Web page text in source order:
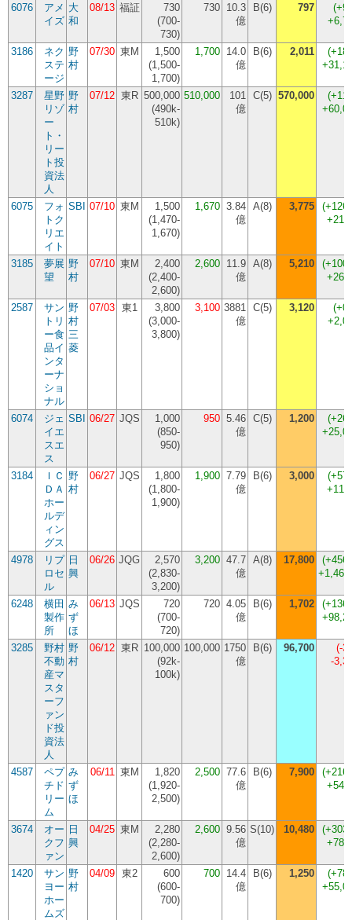
6076
アメ
イズ
大
和
08/13 福証
730
(700-
730)
730 10.3
億
B(6) 797 (
3186
ネク
ステ
ージ
野
村
07/30 東M
1,500
(1,500-
1,700)
1,700 14.0
億
B(6) 2,011 (
3287
星野
リゾ
ー
ト・
リー
ト投
資法
人
野
村
07/12 東R 500,000
(490k-
510k)
510,000
101
億
C(5) 570,000 (
6075
フォ
トク
リエ
イト
SBI 07/10 東M
1,500
(1,470-
1,670)
1,670 3.84
億
A(8) 3,775 (
3185
夢展
望
野
村
07/10 東M
2,400
(2,400-
2,600)
2,600 11.9
億
A(8) 5,210 (
2587
サン
トリ
ー食
品イ
ンタ
ーナ
ショ
ナル
野
村
三
菱
07/03 東1
3,800
(3,000-
3,800)
3,100 3881
億
C(5) 3,120 (
6074
ジェ
イエ
スエ
ス
SBI 06/27 JQS
1,000
(850-
950)
950 5.46
億
C(5) 1,200 (
3184
ＩＣ
ＤＡ
ホー
ルデ
ィン
グス
野
村
06/27 JQS
1,800
(1,800-
1,900)
1,900 7.79
億
B(6) 3,000 (
4978
リプ
ロセ
ル
日
興
06/26 JQG
2,570
(2,830-
3,200)
3,200 47.7
億
A(8) 17,800 (
6248
横田
製作
所
み
ず
ほ
06/13 JQS
720
(700-
720)
720 4.05
億
B(6) 1,702 (
3285
野村
不動
産マ
スタ
ーフ
ァン
ド投
資法
人
野
村
06/12 東R 100,000
(92k-
100k)
100,000 1750
億
B(6) 96,700 (-
-
4587
ペプ
チド
リー
ム
み
ず
ほ
06/11 東M
1,820
(1,920-
2,500)
2,500 77.6
億
B(6) 7,900 (
3674
オー
クフ
ァン
日
興
04/25 東M
2,280
(2,280-
2,600)
2,600 9.56
億
S(10) 10,480 (
1420
サン
ヨー
ホー
ムズ
野
村
04/09 東2
600
(600-
700)
700 14.4
億
B(6) 1,250 (